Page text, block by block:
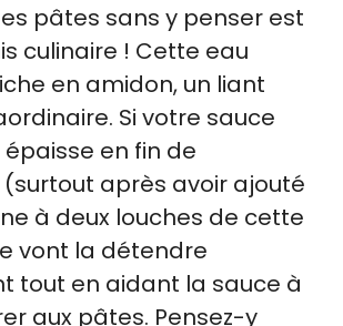
pâtes sans y penser est
culinaire ! Cette eau
en amidon, un liant
Si votre sauce
en fin de
après avoir ajouté
à deux louches de cette
vont la détendre
tout en aidant la sauce à
aux pâtes. Pensez-y